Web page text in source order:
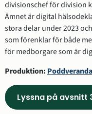
divisionschef för division
Ämnet är digital
stora delar under 2023
som förenklar för både
för medborgare som är
Produktion:
Lyssna på avsnitt